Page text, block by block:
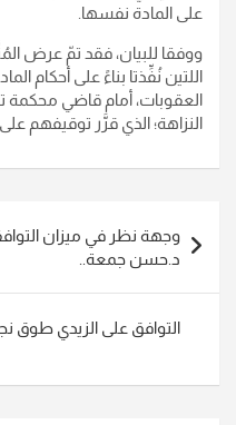
على المادة نفسها.
ووفقا للبيان، فقد تمّ عرض
العقوبات، أمام قاضي محكمة
النزاهة؛ الذي قرَّر توقيفهم
المقالات
وجهة نظر في ميزان
د.حسن جمعة..
التوافق على الزيدي طوق